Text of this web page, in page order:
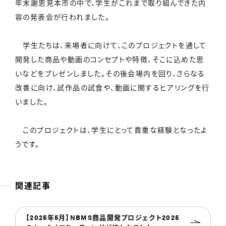
年末謝恩見本市の中で、学生がこれまで取り組んできた内
容の発表会が行われました。
学生たちは、来場者に向けて、このプロジェクトを通して
開発した商品や動画のコンセプトや特徴、そこに込めた思
いなどをプレゼンしました。その後会場内を回り、さらなる
改善に向け、試作品の試食や、動画に関するヒアリングを行
いました。
このプロジェクトは、学生にとって貴重な経験となったよ
うです。
関連記事
【2025年5月】NBMS商品開発プロジェクト2025